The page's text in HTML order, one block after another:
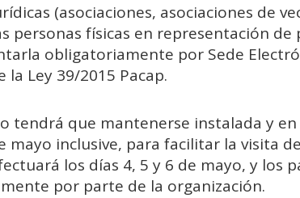
(asociaciones, asociaciones de
personas físicas en representación
obligatoriamente por Sede
la Ley 39/2015 Pacap.
tendrá que mantenerse instalada y
mayo inclusive, para facilitar la visita
los días 4, 5 y 6 de mayo, y los
por parte de la organización.